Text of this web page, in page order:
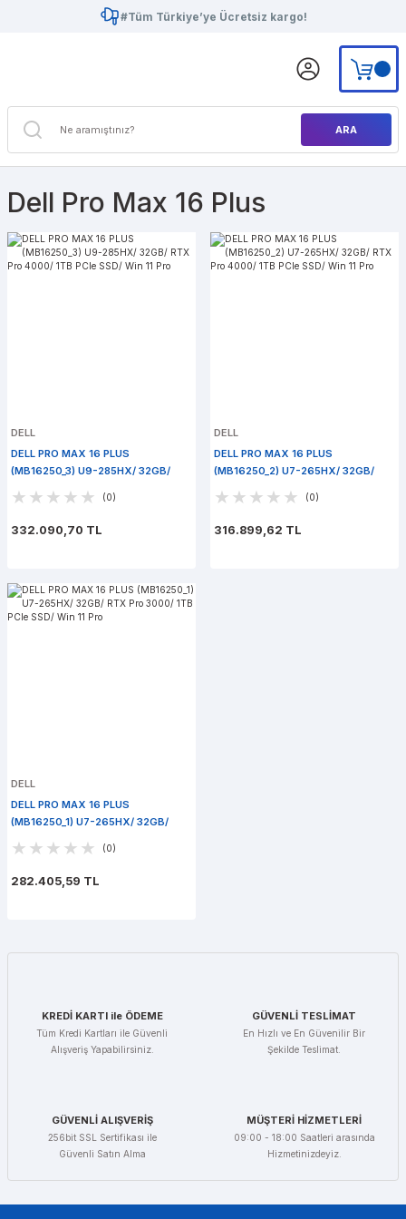
#Tüm Türkiye’ye Ücretsiz kargo!
ARA
Dell Pro Max 16 Plus
DELL
DELL PRO MAX 16 PLUS
(MB16250_3) U9-285HX/ 32GB/
11 Pro
(0)
332.090,70 TL
DELL
DELL PRO MAX 16 PLUS
(MB16250_2) U7-265HX/ 32GB/
11 Pro
(0)
316.899,62 TL
DELL
DELL PRO MAX 16 PLUS
(MB16250_1) U7-265HX/ 32GB/
11 Pro
(0)
282.405,59 TL
KREDİ KARTI ile ÖDEME
Tüm Kredi Kartları ile Güvenli
Alışveriş Yapabilirsiniz.
GÜVENLİ TESLİMAT
En Hızlı ve En Güvenilir Bir
Şekilde Teslimat.
GÜVENLİ ALIŞVERİŞ
256bit SSL Sertifikası ile
Güvenli Satın Alma
MÜŞTERİ HİZMETLERİ
09:00 - 18:00 Saatleri arasında
Hizmetinizdeyiz.